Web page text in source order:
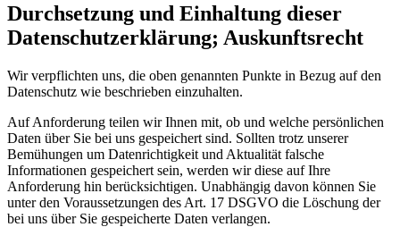
Durchsetzung und Einhaltung dieser
Datenschutzerklärung; Auskunftsrecht
Wir verpflichten uns, die oben genannten Punkte in Bezug auf den
Datenschutz wie beschrieben einzuhalten.
Auf Anforderung teilen wir Ihnen mit, ob und welche persönlichen
Daten über Sie bei uns gespeichert sind. Sollten trotz unserer
Bemühungen um Datenrichtigkeit und Aktualität falsche
Informationen gespeichert sein, werden wir diese auf Ihre
Anforderung hin berücksichtigen. Unabhängig davon können Sie
unter den Voraussetzungen des Art. 17 DSGVO die Löschung der
bei uns über Sie gespeicherte Daten verlangen.